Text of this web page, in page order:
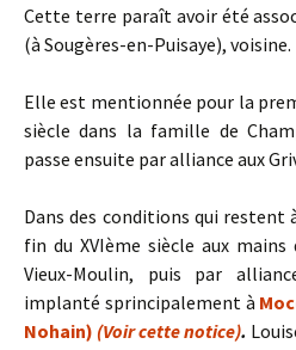
Cette terre paraît avoir été
(à Sougères-en-Puisaye), voisine.
Elle est mentionnée pour la
siècle dans la famille de
passe ensuite par alliance aux
Dans des conditions qui restent
fin du XVIème siècle aux
Vieux-Moulin, puis par
implanté sprincipalement à
Nohain) (Voir cette notice).